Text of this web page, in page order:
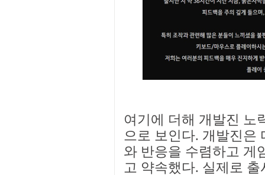
여기에 더해 개발진 노
으로 보인다. 개발진은
와 반응을 수렴하고 게
고 약속했다. 실제로